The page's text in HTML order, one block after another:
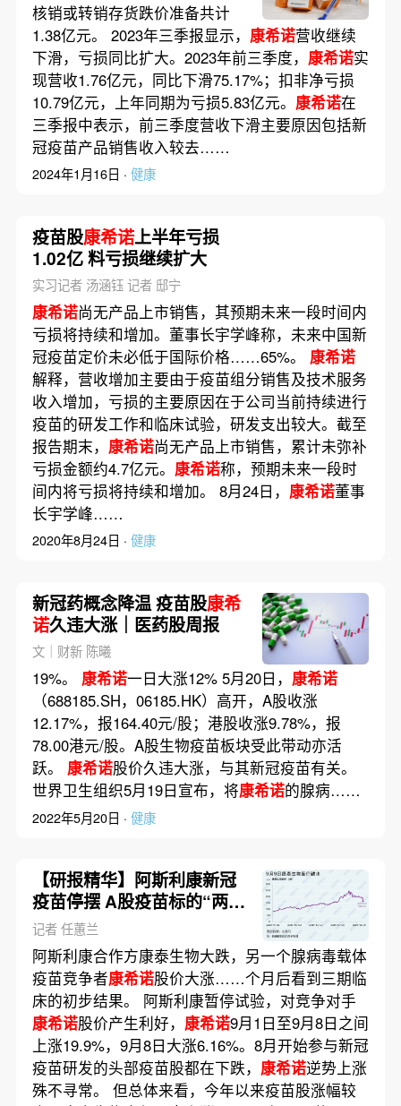
核销或转销存货跌价准备共计
1.38亿元。 2023年三季报显示， 康希诺营收继续
下滑，亏损同比扩大。2023年前三季度， 康希诺实
现营收1.76亿元，同比下滑75.17%；扣非净亏损
10.79亿元，上年同期为亏损5.83亿元。 康希诺在
三季报中表示，前三季度营收下滑主要原因包括新
冠疫苗产品销售收入较去……
2024年1月16日 · 健康
疫苗股康希诺上半年亏损
1.02亿 料亏损继续扩大
实习记者 汤涵钰 记者 邸宁
康希诺尚无产品上市销售，其预期未来一段时间内
亏损将持续和增加。董事长宇学峰称，未来中国新
冠疫苗定价未必低于国际价格……65%。 康希诺
解释，营收增加主要由于疫苗组分销售及技术服务
收入增加，亏损的主要原因在于公司当前持续进行
疫苗的研发工作和临床试验，研发支出较大。截至
报告期末， 康希诺尚无产品上市销售，累计未弥补
亏损金额约4.7亿元。 康希诺称，预期未来一段时
间内将亏损将持续和增加。 8月24日， 康希诺董事
长宇学峰……
2020年8月24日 · 健康
新冠药概念降温 疫苗股康希
诺久违大涨｜医药股周报
文｜财新 陈曦
19%。 康希诺一日大涨12% 5月20日， 康希诺
（688185.SH，06185.HK）高开，A股收涨
12.17%，报164.40元/股；港股收涨9.78%，报
78.00港元/股。A股生物疫苗板块受此带动亦活
跃。 康希诺股价久违大涨，与其新冠疫苗有关。
世界卫生组织5月19日宣布，将康希诺的腺病……
2022年5月20日 · 健康
【研报精华】阿斯利康新冠
疫苗停摆 A股疫苗标的“两
康”走势分化
记者 任蕙兰
阿斯利康合作方康泰生物大跌，另一个腺病毒载体
疫苗竞争者康希诺股价大涨……个月后看到三期临
床的初步结果。 阿斯利康暂停试验，对竞争对手
康希诺股价产生利好， 康希诺9月1日至9月8日之间
上涨19.9%，9月8日大涨6.16%。8月开始参与新冠
疫苗研发的头部疫苗股都在下跌， 康希诺逆势上涨
殊不寻常。 但总体来看，今年以来疫苗股涨幅较